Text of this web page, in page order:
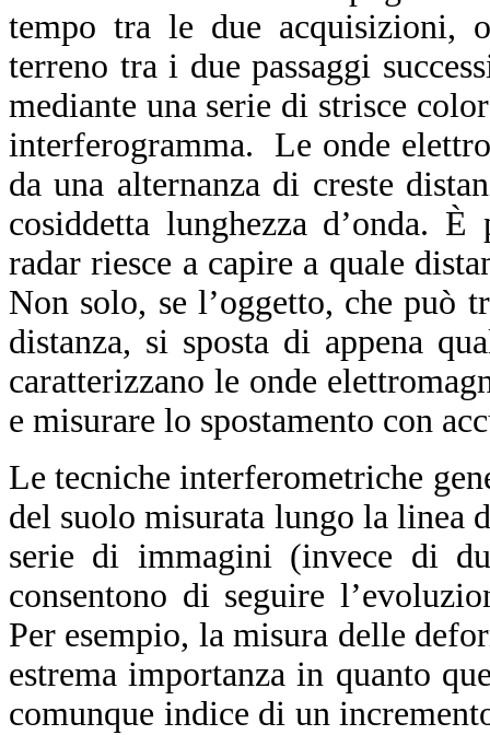
tempo tra le due acquisizioni,
terreno tra i due passaggi
mediante una serie di strisce
interferogramma. Le onde
da una alternanza di creste
cosiddetta lunghezza d’onda.
radar riesce a capire a quale
Non solo, se l’oggetto, che può
distanza, si sposta di appena
caratterizzano le onde
e misurare lo spostamento con
Le tecniche interferometriche
del suolo misurata lungo la linea
serie di immagini (invece di
consentono di seguire
Per esempio, la misura delle
estrema importanza in quanto
comunque indice di un